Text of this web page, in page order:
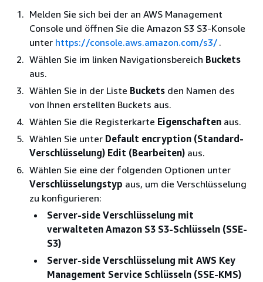
Melden Sie sich bei der an AWS Management
Console und öffnen Sie die Amazon S3 S3-Konsole
unter https://console.aws.amazon.com/s3/.
Wählen Sie im linken Navigationsbereich Buckets
aus.
Wählen Sie in der Liste Buckets den Namen des
von Ihnen erstellten Buckets aus.
Wählen Sie die Registerkarte Eigenschaften aus.
Wählen Sie unter Default encryption (Standard-
Verschlüsselung) Edit (Bearbeiten) aus.
Wählen Sie eine der folgenden Optionen unter
Verschlüsselungstyp aus, um die Verschlüsselung
zu konfigurieren:
Server-side Verschlüsselung mit
verwalteten Amazon S3 S3-Schlüsseln (SSE-
S3)
Server-side Verschlüsselung mit AWS Key
Management Service Schlüsseln (SSE-KMS)